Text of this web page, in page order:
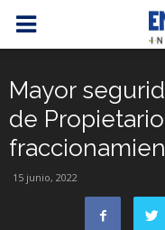
Mayor
de
15 junio, 2022